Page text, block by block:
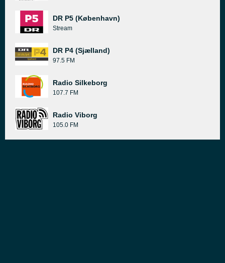
DR P5 (København)
Stream
DR P4 (Sjælland)
97.5 FM
Radio Silkeborg
107.7 FM
Radio Viborg
105.0 FM